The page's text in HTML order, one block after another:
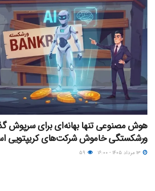
هوش مصنوعی تنها بهانه‌ای برای سرپوش
ورشکستگی خاموش شرکت‌های کریپتویی